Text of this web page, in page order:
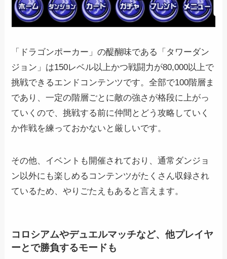
「ドラゴンポーカー」の醍醐味である「タワーダン
ジョン」は150レベル以上かつ戦闘力が80,000以上で
挑戦できるエンドコンテンツです。全部で100階層ま
であり、一定の階層ごとに敵の強さが格段に上がっ
ていくので、挑戦する前に仲間とどう攻略していく
か作戦を練っておかないと厳しいです。
その他、イベントも開催されており、通常ダンジョ
ン以外にも楽しめるコンテンツがたくさん収録され
ているため、やりごたえもあると言えます。
コロシアムやデュエルマッチなど、他プレイヤ
ーとで勝負するモードも